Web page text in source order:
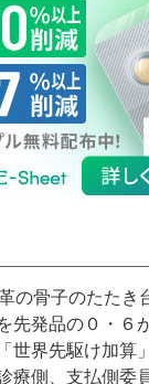
骨子のたたき
先発品の０・６
界先駆け加算
療側、支払側委